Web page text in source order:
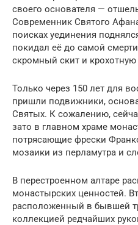
своего основателя —
Современник Святого
поисках уединения
покидал её до самой
скромный скит и
Только через 150 лет для
пришли подвижники,
Святых. К сожалению,
зато в главном храме
потрясающие фрески
мозаики из перламутра и
В перестроенном алтаре
монастырских ценностей.
расположенный в бывшей
коллекцией редчайших